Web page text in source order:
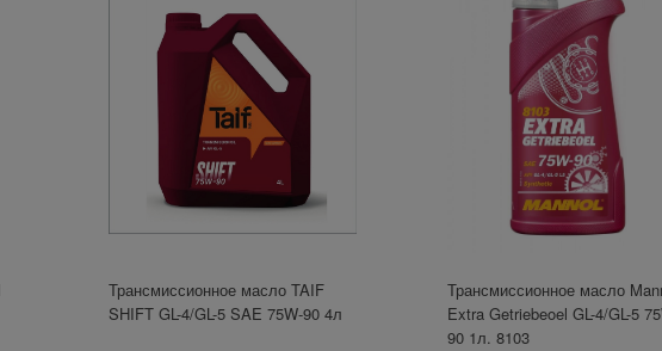
Трансмиссионное масло TAIF
SHIFT GL-4/GL-5 SAE 75W-90 4л
Трансмиссионное масло
Extra Getriebeoel GL-4/GL-5
90 1л. 8103